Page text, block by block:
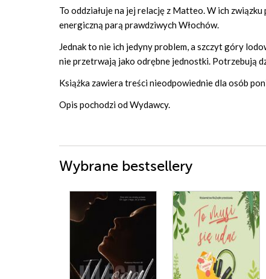
To oddziałuje na jej relację z Matteo. W ich
energiczną parą prawdziwych Włochów.
Jednak to nie ich jedyny problem, a szczyt góry
nie przetrwają jako odrębne jednostki. Potrzebują
Książka zawiera treści nieodpowiednie dla osób
Opis pochodzi od Wydawcy.
Wybrane bestsellery